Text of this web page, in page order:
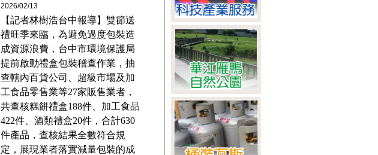
2026/02/13
【記者林樹浩台中報導】雙節送
禮旺季來臨，為避免過度包裝造
成資源浪費，台中市環境保護局
提前啟動禮盒包裝稽查作業，抽
查轄內百貨公司、超級市場及加
工食品零售業等27家販售業者，
共查核糕餅禮盒188件、加工食品
422件、酒類禮盒20件，合計630
件產品，查核結果全數符合規
定，展現業者落實減量包裝的成